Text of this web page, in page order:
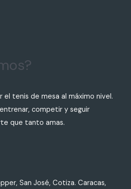
el tenis de mesa al máximo nivel.
competir y seguir
que tanto amas.
San José, Cotiza. Caracas,